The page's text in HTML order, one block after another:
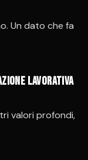
Un dato che fa
lavorativa
valori profondi,